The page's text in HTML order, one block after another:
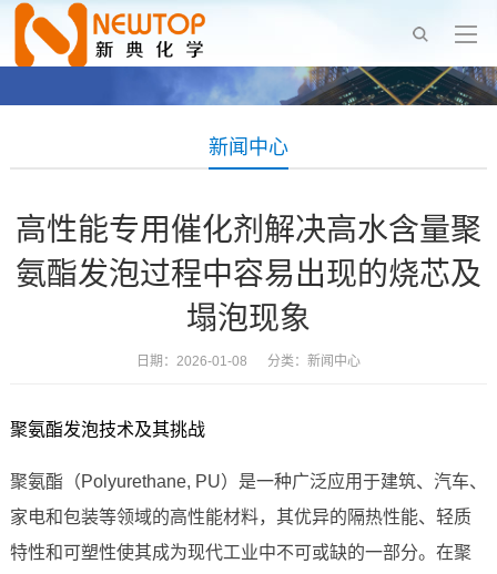
新闻中心
高性能专用催化剂解决高水含量聚
氨酯发泡过程中容易出现的烧芯及
塌泡现象
日期：2026-01-08 分类： 新闻中心
聚氨酯发泡技术及其挑战
聚氨酯（Polyurethane, PU）是一种广泛应用于建筑、汽车、
家电和包装等领域的高性能材料，其优异的隔热性能、轻质
特性和可塑性使其成为现代工业中不可或缺的一部分。在聚